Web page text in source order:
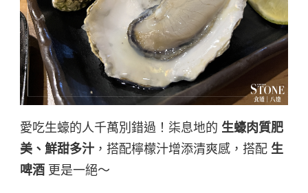
愛吃生蠔的人千萬別錯過！柒息地的 生蠔肉質肥
美、鮮甜多汁 ，搭配檸檬汁增添清爽感，搭配 生
啤酒 更是一絕～